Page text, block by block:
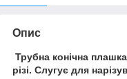
Опис
Трубна конічна
різі. Слугує для